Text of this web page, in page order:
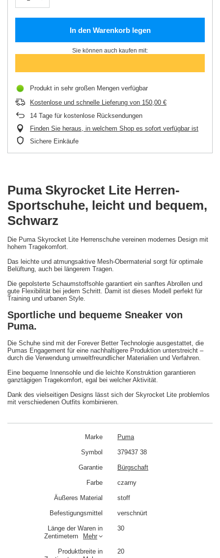
In den Warenkorb legen
Sie können auch kaufen mit:
Produkt in sehr großen Mengen verfügbar
Kostenlose und schnelle Lieferung von 150,00 €
14 Tage für kostenlose Rücksendungen
Finden Sie heraus, in welchem Shop es sofort verfügbar ist
Sichere Einkäufe
Puma Skyrocket Lite Herren-
Sportschuhe, leicht und bequem,
Schwarz
Die Puma Skyrocket Lite Herrenschuhe vereinen modernes Design mit
hohem Tragekomfort.
Das leichte und atmungsaktive Mesh-Obermaterial sorgt für optimale
Belüftung, auch bei längerem Tragen.
Die gepolsterte Schaumstoffsohle garantiert ein sanftes Abrollen und
gute Flexibilität bei jedem Schritt. Damit ist dieses Modell perfekt für
Training und urbanen Style.
Sportliche und bequeme Sneaker von
Puma.
Die Schuhe sind mit der Forever Better Technologie ausgestattet, die
Pumas Engagement für eine nachhaltigere Produktion unterstreicht –
durch die Verwendung umweltfreundlicher Materialien und Verfahren.
Eine bequeme Innensohle und die leichte Konstruktion garantieren
ganztägigen Tragekomfort, egal bei welcher Aktivität.
Dank des vielseitigen Designs lässt sich der Skyrocket Lite problemlos
mit verschiedenen Outfits kombinieren.
Marke Puma
Symbol 379437 38
Garantie Bürgschaft
Farbe czarny
Äußeres Material stoff
Befestigungsmittel verschnürt
Länge der Waren in
Zentimetern
Mehr
30
Produktbreite in
20